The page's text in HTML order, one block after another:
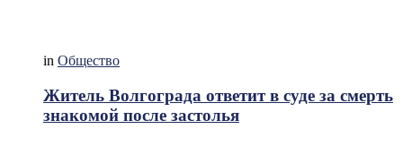
in Общество
Житель Волгограда ответит в суде за смерть
знакомой после застолья